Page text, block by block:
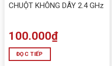
CHUỘT KHÔNG DÂY 2.4 GHz
100.000₫
ĐỌC TIẾP